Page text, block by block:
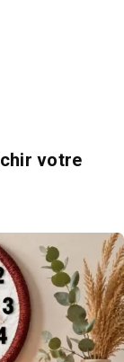
votre